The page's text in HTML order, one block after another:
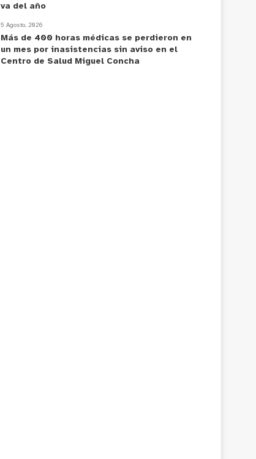
va del año
5 Agosto, 2026
Más de 400 horas médicas se perdieron en
un mes por inasistencias sin aviso en el
Centro de Salud Miguel Concha